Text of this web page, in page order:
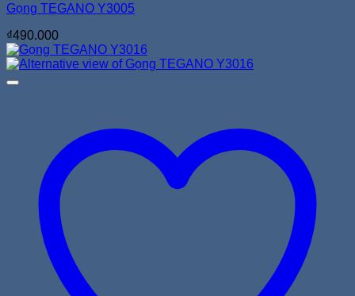
Gọng TEGANO Y3005
₫490.000